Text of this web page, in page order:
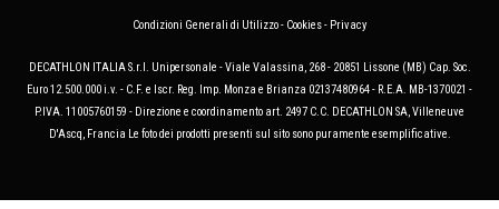
Condizioni Generali di Utilizzo- Cookies- Privacy
DECATHLON ITALIA S.r.l. Unipersonale - Viale Valassina, 268 - 20851 Lissone (MB) Cap. Soc.
Euro 12.500.000 i.v. - C.F. e Iscr. Reg. Imp. Monza e Brianza 02137480964 - R.E.A. MB-1370021 -
P.IVA. 11005760159 - Direzione e coordinamento art. 2497 C.C. DECATHLON SA, Villeneuve
D'Ascq, Francia Le foto dei prodotti presenti sul sito sono puramente esemplificative.